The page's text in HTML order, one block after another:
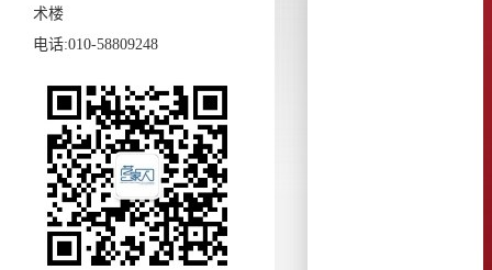
术楼
电话:010-58809248